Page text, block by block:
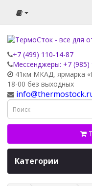
+7 (499) 110-14-87
Мессенджеры: +7 (985)
41км МКАД, ярмарка
18-00 без выходных
Категории